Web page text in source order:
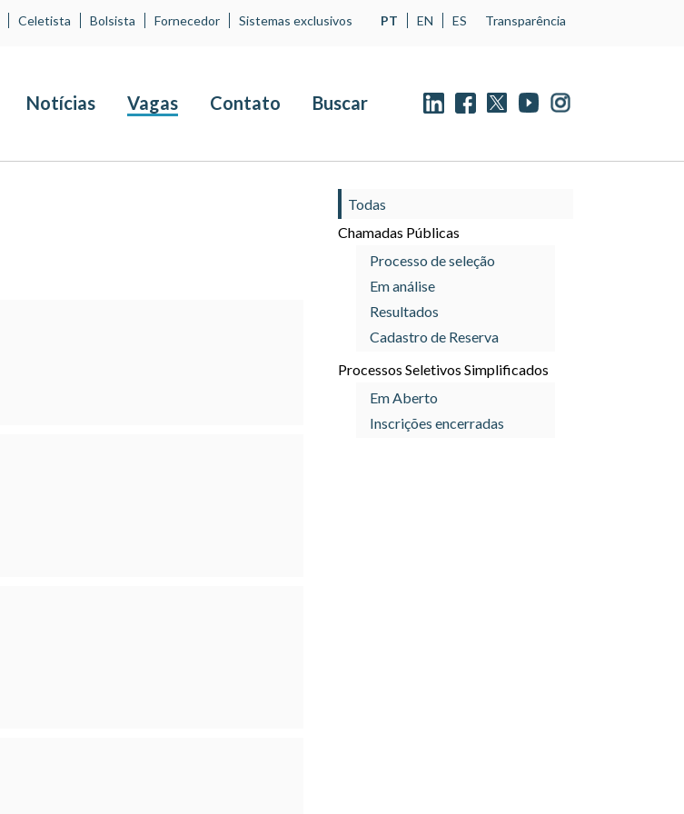
Celetista Bolsista Fornecedor Sistemas exclusivos PT EN ES Transparência
Notícias Vagas Contato Buscar
Todas
Chamadas Públicas
Processo de seleção
Em análise
Resultados
Cadastro de Reserva
Processos Seletivos Simplificados
Em Aberto
Inscrições encerradas